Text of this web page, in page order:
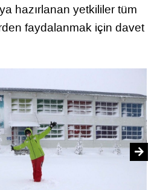
hazırlanan yetkililer tüm
faydalanmak için davet